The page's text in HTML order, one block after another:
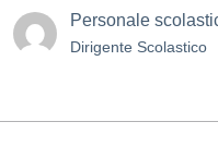
Personale
Dirigente Scolastico